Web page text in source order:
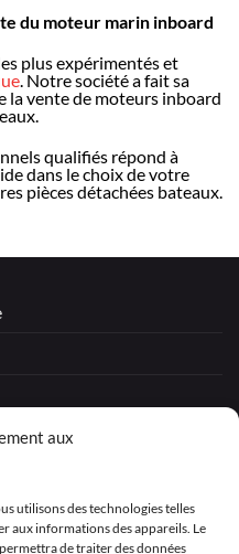
aux
utilisons des technologies telles
aux informations des appareils. Le
de traiter des données
du moteur marin inboard
plus expérimentés et
. Notre société a fait sa
la vente de moteurs inboard
qualifiés répond à
dans le choix de votre
pièces détachées bateaux.